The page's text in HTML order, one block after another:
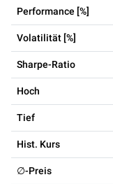
Performance [%]
Volatilität [%]
Sharpe-Ratio
Hoch
Tief
Hist. Kurs
∅-Preis